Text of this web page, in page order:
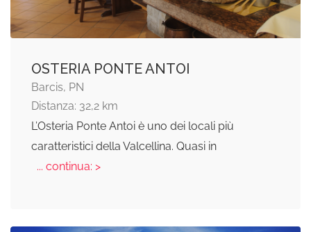
OSTERIA PONTE ANTOI
Barcis, PN
Distanza: 32,2 km
L’Osteria Ponte Antoi è uno dei locali più
caratteristici della Valcellina. Quasi in
... continua: >